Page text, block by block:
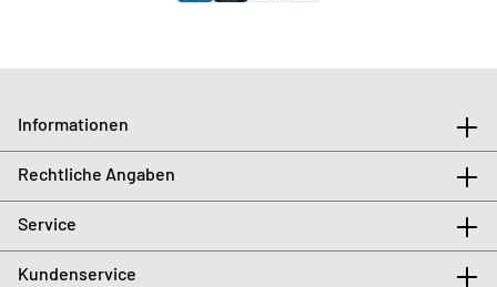
Informationen
Rechtliche Angaben
Service
Kundenservice